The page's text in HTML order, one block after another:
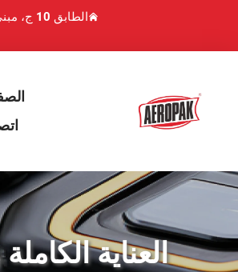
الطابق 10 ج، مبنى بو شينغ، طريق تشينغ شوي هو 1، منطقة لوهو، شنتشن، الصين
العناية